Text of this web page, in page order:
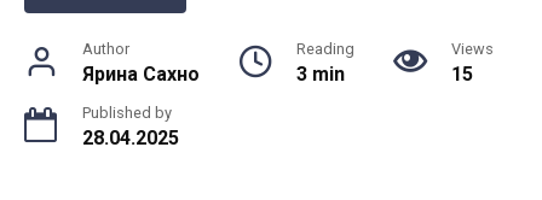
Author
Ярина Сахно
Reading
3 min
Views
15
Published by
28.04.2025